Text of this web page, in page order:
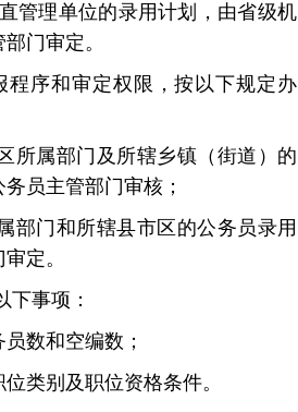
管理单位的录用计划，由省级机
门审定。
序和审定权限，按以下规定办
所属部门及所辖乡镇（街道）的
员主管部门审核；
部门和所辖县市区的公务员录用
定。
事项：
数和空编数；
类别及职位资格条件。